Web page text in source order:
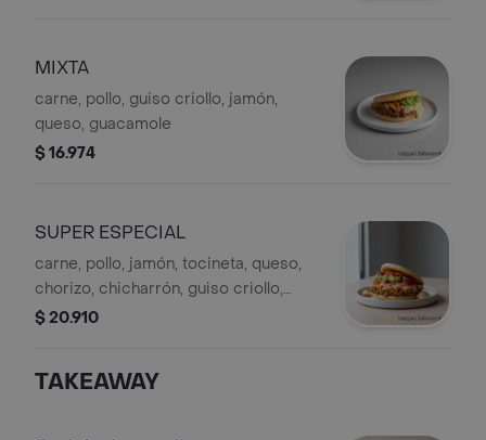
MIXTA
carne, pollo, guiso criollo, jamón,
queso, guacamole
$ 16.974
SUPER ESPECIAL
carne, pollo, jamón, tocineta, queso,
chorizo, chicharrón, guiso criollo,
guacamole
$ 20.910
TAKEAWAY